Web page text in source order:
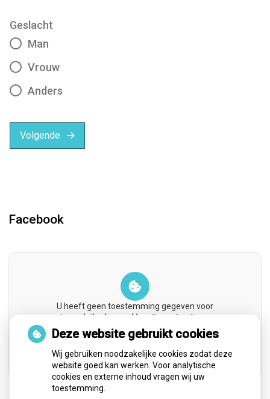
Geslacht
Man
Vrouw
Anders
Volgende
Facebook
U heeft geen toestemming gegeven voor
de
analytische cookies
die nodig zijn om
dit te zien.
Deze website gebruikt cookies
Wij gebruiken noodzakelijke cookies zodat deze
website goed kan werken. Voor analytische
cookies en externe inhoud vragen wij uw
toestemming.